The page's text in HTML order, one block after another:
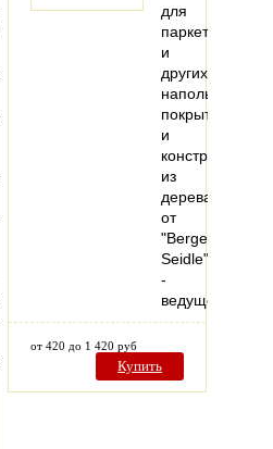
для
паркета
и
других
напольных
покрытий
и
конструкций
из
дерева
от
"Berger-
Seidle"
-
ведущего…
от 420 до 1 420 руб
Купить